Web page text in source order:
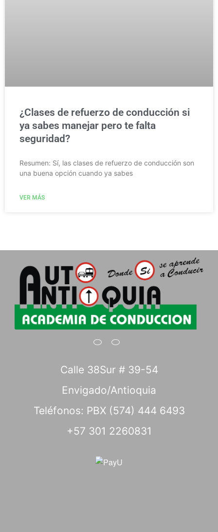
¿Clases de refuerzo de conducción si
ya sabes manejar pero te falta
seguridad?
Resumen: Sí, las clases de refuerzo de conducción son
una buena opción cuando ya sabes
VER MÁS
Calle 38Sur # 39-54
Envigado/Antioquia
Teléfonos: PBX (574) 444 6493
+57 301 2260831